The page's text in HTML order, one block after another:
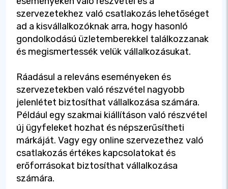
szervezetekhez való csatlakozás lehetőséget
ad a kisvállalkozóknak arra, hogy hasonló
gondolkodású üzletemberekkel találkozzanak
és megismertessék velük vállalkozásukat.
Ráadásul a releváns eseményeken és
szervezetekben való részvétel nagyobb
jelenlétet biztosíthat vállalkozása számára.
Például egy szakmai kiállításon való részvétel
új ügyfeleket hozhat és népszerűsítheti
márkáját. Vagy egy online szervezethez való
csatlakozás értékes kapcsolatokat és
erőforrásokat biztosíthat vállalkozása
számára.